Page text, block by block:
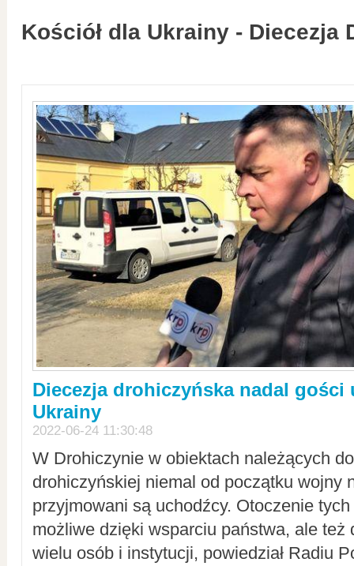
Kościół dla Ukrainy - Diecezja
Diecezja drohiczyńska nadal gości
Ukrainy
2022-06-24 11:30:48
W Drohiczynie w obiektach należących
drohiczyńskiej niemal od początku wojny
przyjmowani są uchodźcy. Otoczenie
możliwe dzięki wsparciu państwa, ale też
wielu osób i instytucji, powiedział Radiu